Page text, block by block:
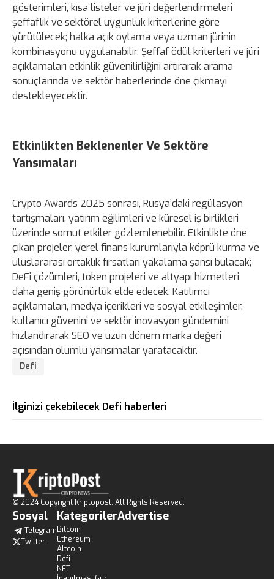
gösterimleri, kısa listeler ve jüri değerlendirmeleri
şeffaflık ve sektörel uygunluk kriterlerine göre
yürütülecek; halka açık oylama veya uzman jürinin
kombinasyonu uygulanabilir. Şeffaf ödül kriterleri ve jüri
açıklamaları etkinlik güvenilirliğini artırarak arama
sonuçlarında ve sektör haberlerinde öne çıkmayı
destekleyecektir.
Etkinlikten Beklenenler Ve Sektöre
Yansımaları
Crypto Awards 2025 sonrası, Rusya’daki regülasyon
tartışmaları, yatırım eğilimleri ve küresel iş birlikleri
üzerinde somut etkiler gözlemlenebilir. Etkinlikte öne
çıkan projeler, yerel finans kurumlarıyla köprü kurma ve
uluslararası ortaklık fırsatları yakalama şansı bulacak;
DeFi çözümleri, token projeleri ve altyapı hizmetleri
daha geniş görünürlük elde edecek. Katılımcı
açıklamaları, medya içerikleri ve sosyal etkileşimler,
kullanıcı güvenini ve sektör inovasyon gündemini
hızlandırarak SEO ve uzun dönem marka değeri
açısından olumlu yansımalar yaratacaktır.
Defi
İlginizi çekebilecek Defi haberleri
© 2024 Copyright Kriptopost. All Rights Reserved.
Sosyal
Telegram
Twitter
Kategoriler
Bitcoin
Ethereum
Altcoin
Defi
NFT
Advertise